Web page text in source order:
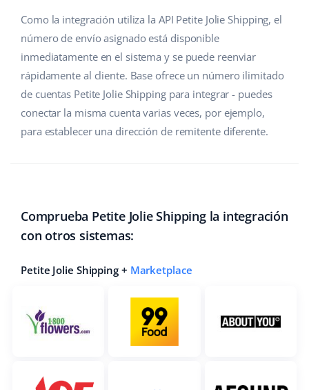
Como la integración utiliza la API Petite Jolie Shipping, el
número de envío asignado está disponible
inmediatamente en el sistema y se puede reenviar
rápidamente al cliente. Base ofrece un número ilimitado
de cuentas Petite Jolie Shipping para integrar - puedes
conectar la misma cuenta varias veces, por ejemplo,
para establecer una dirección de remitente diferente.
Comprueba Petite Jolie Shipping la integración
con otros sistemas:
Petite Jolie Shipping + Marketplace